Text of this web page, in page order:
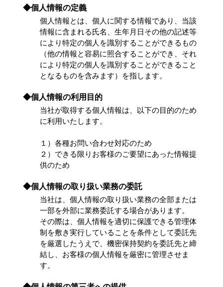
◆個人情報の定義
個人情報とは、個人に関する情報であり、当該
情報に含まれる氏名、生年月日その他の記述等
により特定の個人を識別することができるもの
（他の情報と容易に照合することができ、それ
により特定の個人を識別することができること
となるものを含みます）を指します。
◆個人情報の利用目的
当社が取得する個人情報は、以下の目的のため
に利用いたします。
１）各種お問い合わせ対応のため
２）できる限りお客様のご要望にあった情報提
供のため
◆個人情報の取り扱い業務の委託
当社は、個人情報の取り扱い業務の全部または
一部を外部に業務委託する場合があります。
その際は、個人情報を適切に保護できる管理体
制を敷き実行していることを条件として委託先
を厳選したうえで、機密保持契約を委託先と締
結し、お客様の個人情報を厳密に管理させま
す。